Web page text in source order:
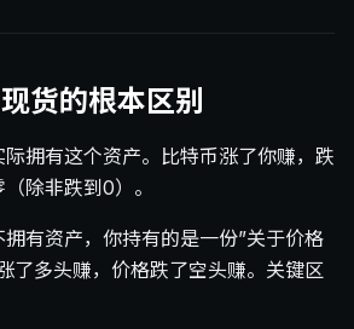
货的根本区别
拥有这个资产。比特币涨了你赚，跌
除非跌到0）。
有资产，你持有的是一份”关于价格
了多头赚，价格跌了空头赚。关键区